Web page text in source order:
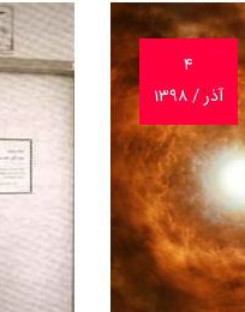
۴
آذر / ۱۳۹۸